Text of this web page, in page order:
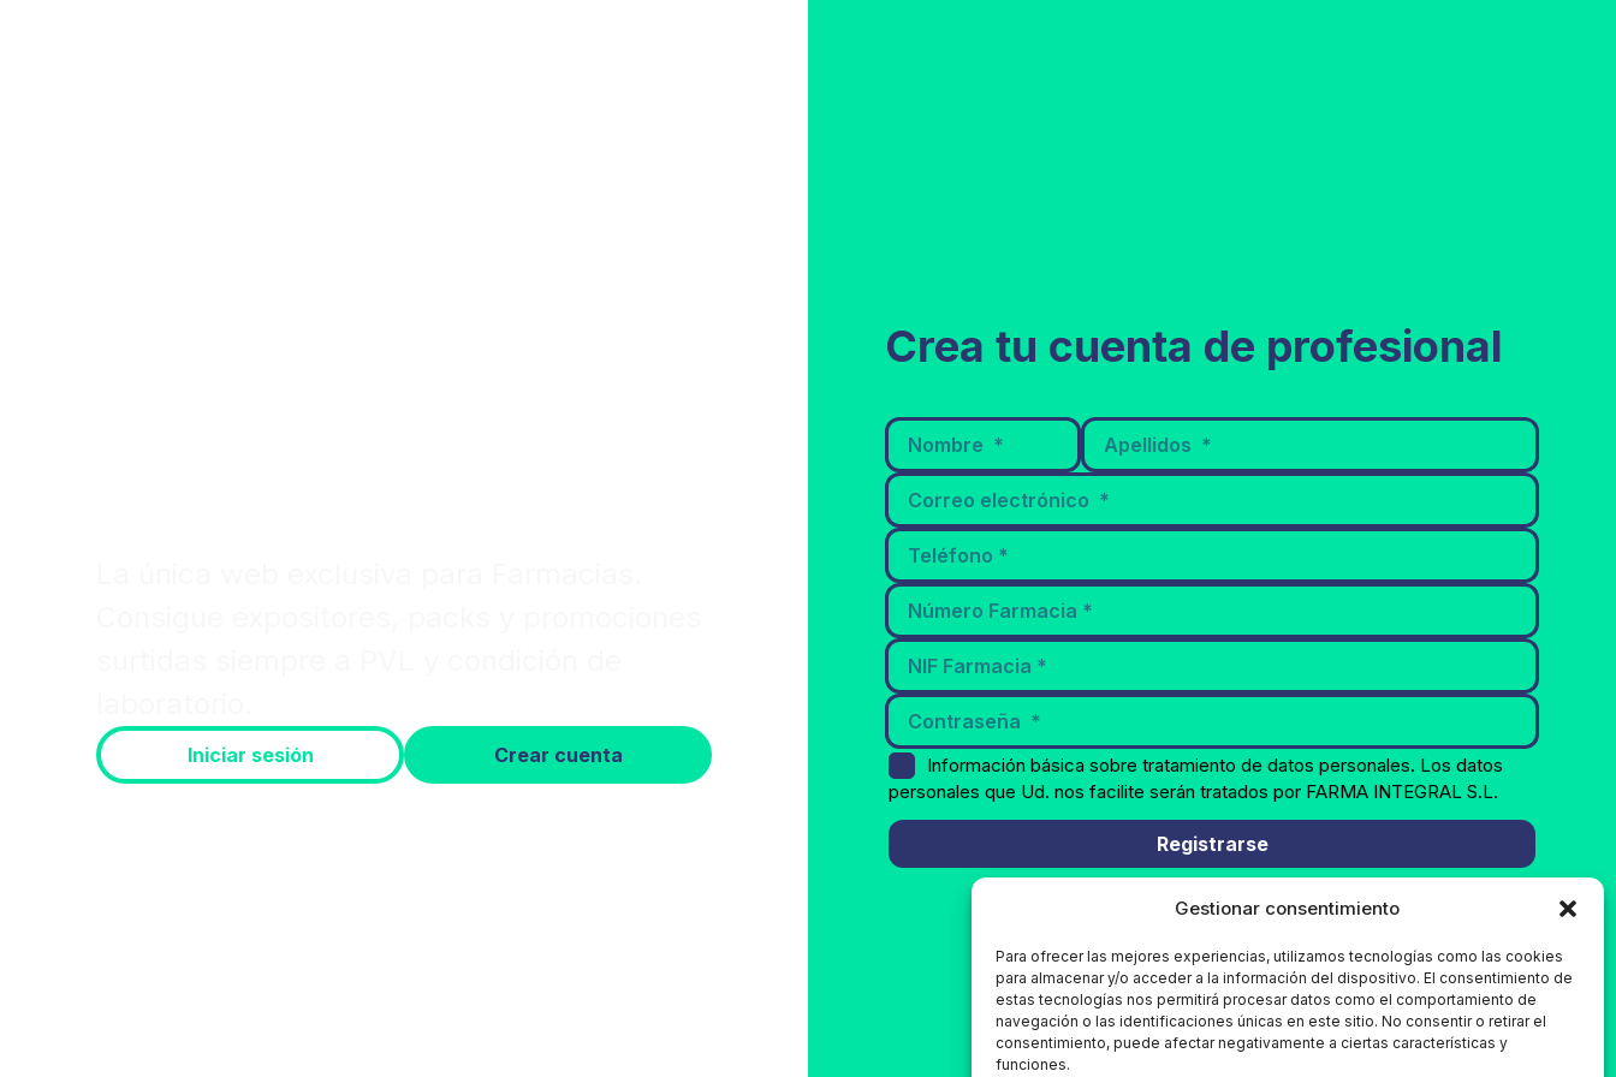
Gestionar consentimiento
Para ofrecer las mejores experiencias, utilizamos tecnologías como las cookies
para almacenar y/o acceder a la información del dispositivo. El consentimiento de
estas tecnologías nos permitirá procesar datos como el comportamiento de
navegación o las identificaciones únicas en este sitio. No consentir o retirar el
consentimiento, puede afectar negativamente a ciertas características y
funciones.
Iniciar sesión Crear cuenta
Crea tu cuenta de profesional
Información básica sobre tratamiento de datos personales. Los datos
personales que Ud. nos facilite serán tratados por FARMA INTEGRAL S.L.
Registrarse